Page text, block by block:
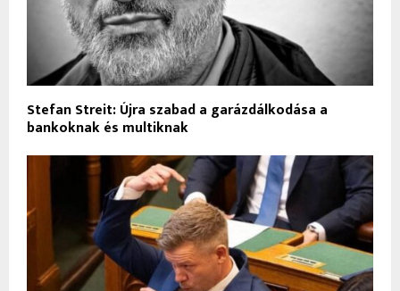
Stefan Streit: Újra szabad a garázdálkodása a
bankoknak és multiknak